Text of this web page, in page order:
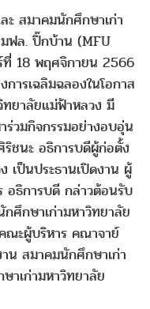
สมาคมนักศึกษาเก่า
ฟล. ปิ๊กบ้าน (MFU
ที่ 18 พฤศจิกายน 2566
ารเฉลิมฉลองในโอกาส
ยาลัยแม่ฟ้าหลวง มี
ร่วมกิจกรรมอย่างอบอุ่น
ชนะ อธิการบดีผู้ก่อตั้ง
เป็นประธานเปิดงาน ผู้
อธิการบดี กล่าวต้อนรับ
ศึกษาเก่ามหาวิทยาลัย
ณะผู้บริหาร คณาจาย์
สมาคมนักศึกษาเก่า
าเก่ามหาวิทยาลัย